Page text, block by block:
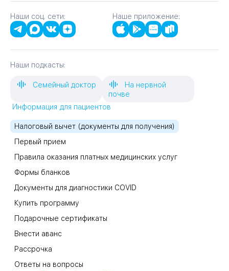
Наши соц. сети: Наше приложение:
Наши подкасты:
Семейный доктор
На нервной
почве
Информация для пациентов
Налоговый вычет (документы для получения)
Первый прием
Правила оказания платных медицинских услуг
Формы бланков
Документы для диагностики COVID
Купить программу
Подарочные сертификаты
Внести аванс
Рассрочка
Ответы на вопросы